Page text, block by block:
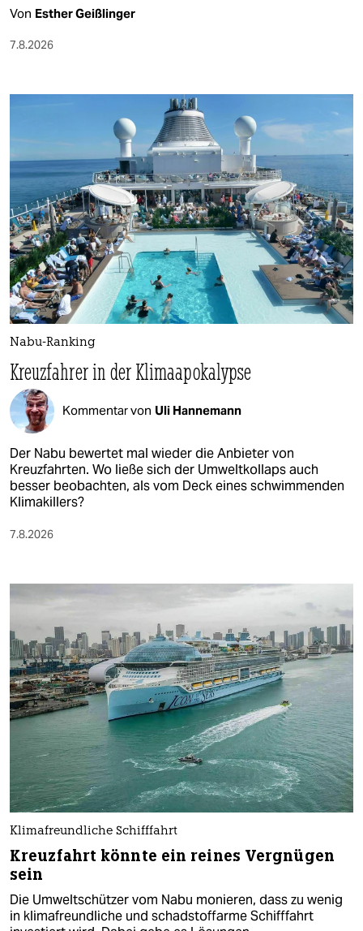
Von Esther Geißlinger
7.8.2026
Nabu-Ranking
Kreuzfahrer in der Klimaapokalypse
Kommentar von Uli Hannemann
Der Nabu bewertet mal wieder die Anbieter von
Kreuzfahrten. Wo ließe sich der Umweltkollaps auch
besser beobachten, als vom Deck eines schwimmenden
Klimakillers?
7.8.2026
Klimafreundliche Schifffahrt
Kreuzfahrt könnte ein reines Vergnügen
sein
Die Umweltschützer vom Nabu monieren, dass zu wenig
in klimafreundliche und schadstoffarme Schifffahrt